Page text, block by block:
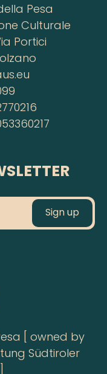
Pesa
Culturale
Portici
[ owned by
Südtiroler